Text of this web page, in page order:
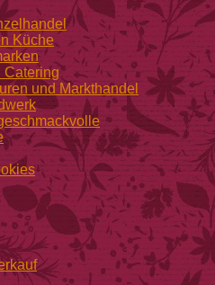
Küche
Catering
und Markthandel